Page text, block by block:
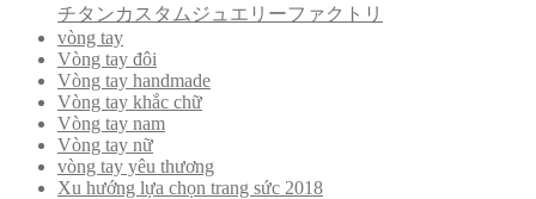
チタンカスタムジュエリーファクトリ
vòng tay
Vòng tay đôi
Vòng tay handmade
Vòng tay khắc chữ
Vòng tay nam
Vòng tay nữ
vòng tay yêu thương
Xu hướng lựa chọn trang sức 2018